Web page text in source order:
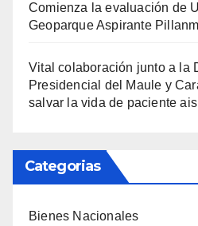
Comienza la evaluación de
Geoparque Aspirante
Vital colaboración junto a la
Presidencial del Maule y
salvar la vida de paciente
Categorias
Bienes Nacionales